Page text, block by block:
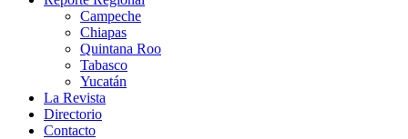
Campeche
Chiapas
Quintana Roo
Tabasco
Yucatán
La Revista
Directorio
Contacto